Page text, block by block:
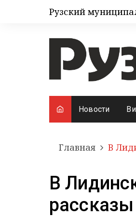
Рузский
Новости
Главная В
В